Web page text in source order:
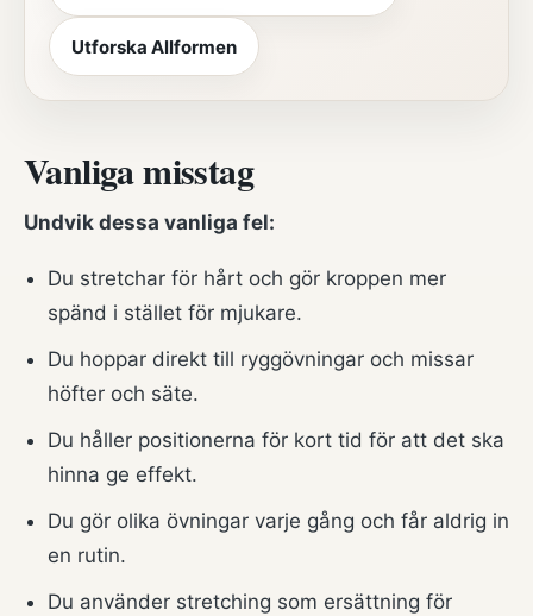
Utforska Allformen
Vanliga misstag
Undvik dessa vanliga fel:
Du stretchar för hårt och gör kroppen mer
spänd i stället för mjukare.
Du hoppar direkt till ryggövningar och missar
höfter och säte.
Du håller positionerna för kort tid för att det ska
hinna ge effekt.
Du gör olika övningar varje gång och får aldrig in
en rutin.
Du använder stretching som ersättning för